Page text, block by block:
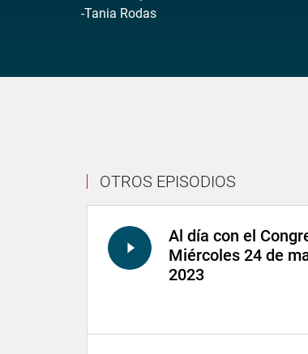
-Tania Rodas
OTROS EPISODIOS
Al día con el
Miércoles 24 de
2023